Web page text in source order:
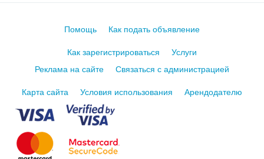
Помощь Как подать объявление
Как зарегистрироваться
Услуги
Реклама на сайте
Связаться с администрацией
Карта сайта Условия использования Арендодателю